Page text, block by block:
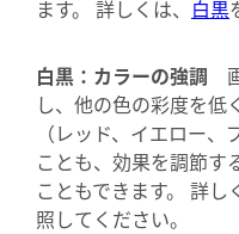
ます。 詳しくは、 白黒
白黒：カラーの強調
し、他の色の彩度を低
（レッド、イエロー
ことも、効果を調節す
こともできます。 詳し
照してください。